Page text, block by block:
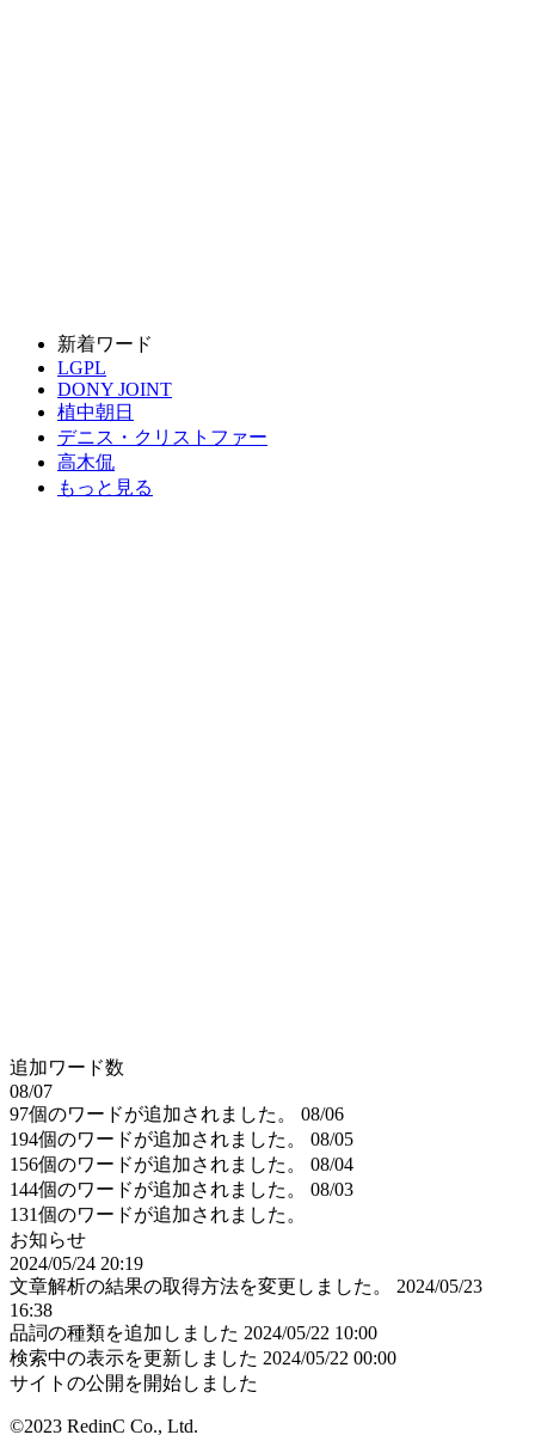
新着ワード
LGPL
DONY JOINT
植中朝日
デニス・クリストファー
高木侃
もっと見る
追加ワード数
08/07
97個のワードが追加されました。
08/06
194個のワードが追加されました。
08/05
156個のワードが追加されました。
08/04
144個のワードが追加されました。
08/03
131個のワードが追加されました。
お知らせ
2024/05/24 20:19
文章解析の結果の取得方法を変更しました。
2024/05/23
16:38
品詞の種類を追加しました 2024/05/22 10:00
検索中の表示を更新しました 2024/05/22 00:00
サイトの公開を開始しました
©2023 RedinC Co., Ltd.